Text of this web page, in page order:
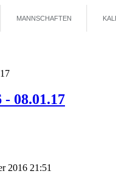
MANNSCHAFTEN
08.01.17
2016 21:51